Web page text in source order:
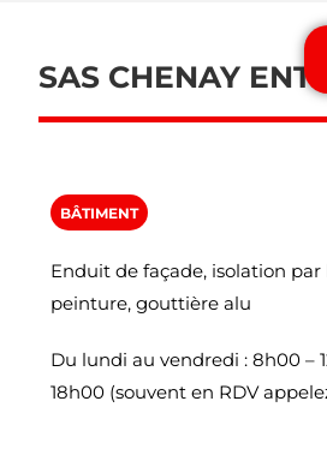
SAS CHENAY
BÂTIMENT
Enduit de façade, isolation par
peinture, gouttière alu
Du lundi au vendredi : 8h00 –
18h00 (souvent en RDV